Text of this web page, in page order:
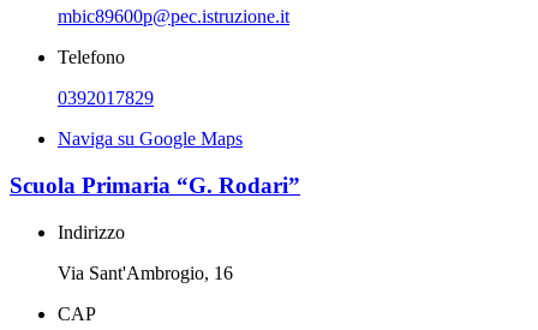
mbic89600p@pec.istruzione.it
Telefono
0392017829
Naviga su Google Maps
Scuola Primaria “G. Rodari”
Indirizzo
Via Sant'Ambrogio, 16
CAP